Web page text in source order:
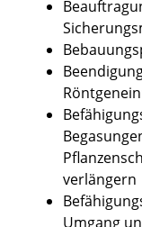
verlängern
Umgang